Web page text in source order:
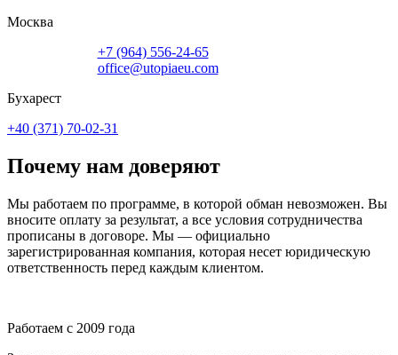
Москва
+7 (964) 556-24-65
office@utopiaeu.com
Бухарест
+40 (371) 70-02-31
Почему нам доверяют
Мы работаем по программе, в которой обман невозможен. Вы
вносите оплату за результат, а все условия сотрудничества
прописаны в договоре. Мы — официально
зарегистрированная компания, которая несет юридическую
ответственность перед каждым клиентом.
Работаем с 2009 года